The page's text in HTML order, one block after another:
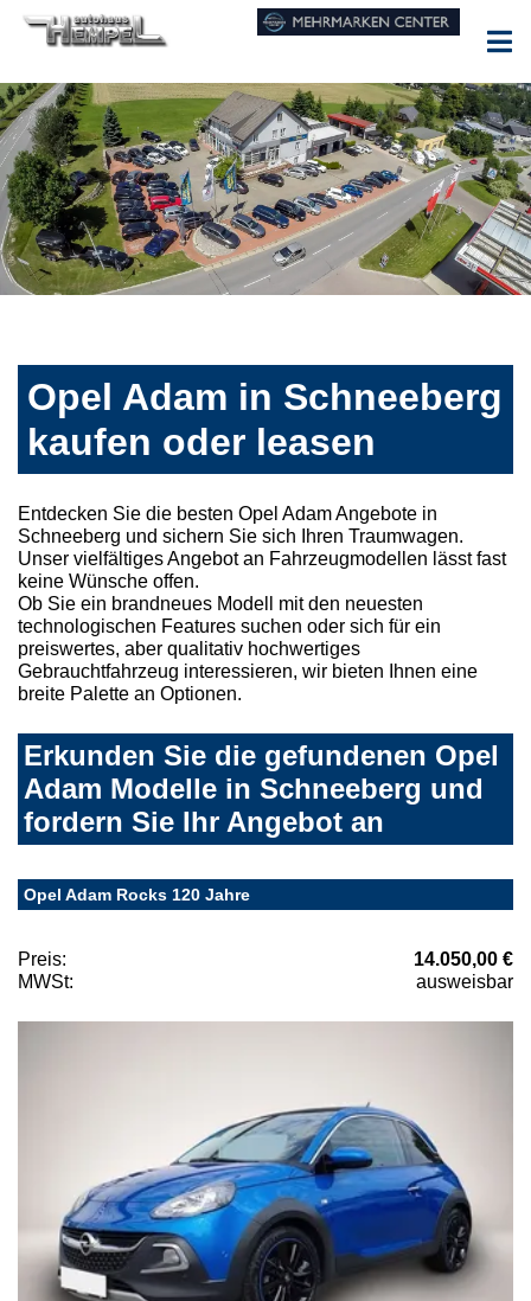
Opel Adam in Schneeberg
kaufen oder leasen
Entdecken Sie die besten Opel Adam Angebote in
Schneeberg und sichern Sie sich Ihren Traumwagen.
Unser vielfältiges Angebot an Fahrzeugmodellen lässt fast
keine Wünsche offen.
Ob Sie ein brandneues Modell mit den neuesten
technologischen Features suchen oder sich für ein
preiswertes, aber qualitativ hochwertiges
Gebrauchtfahrzeug interessieren, wir bieten Ihnen eine
breite Palette an Optionen.
Erkunden Sie die gefundenen Opel
Adam Modelle in Schneeberg und
fordern Sie Ihr Angebot an
Opel Adam Rocks 120 Jahre
Preis:
14.050,00 €
MWSt:
ausweisbar